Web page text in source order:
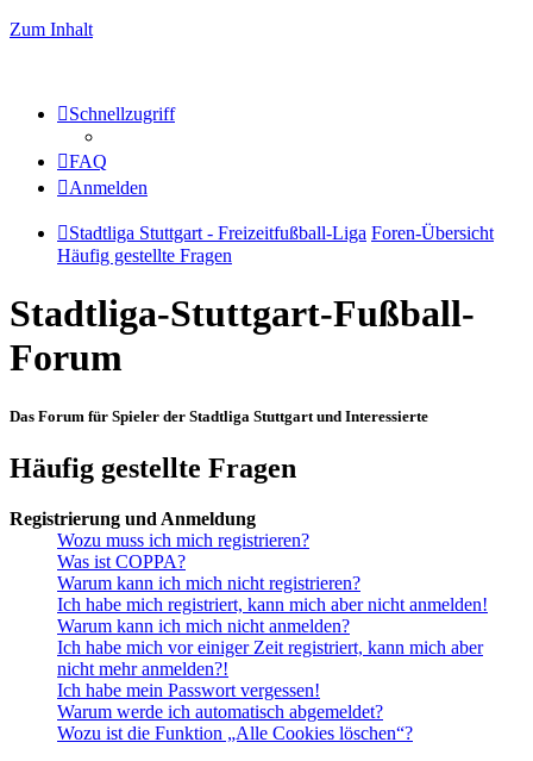
Zum Inhalt
Schnellzugriff
FAQ
Anmelden
Stadtliga Stuttgart - Freizeitfußball-Liga Foren-Übersicht
Häufig gestellte Fragen
Stadtliga-Stuttgart-Fußball-
Forum
Das Forum für Spieler der Stadtliga Stuttgart und Interessierte
Häufig gestellte Fragen
Registrierung und Anmeldung
Wozu muss ich mich registrieren?
Was ist COPPA?
Warum kann ich mich nicht registrieren?
Ich habe mich registriert, kann mich aber nicht anmelden!
Warum kann ich mich nicht anmelden?
Ich habe mich vor einiger Zeit registriert, kann mich aber
nicht mehr anmelden?!
Ich habe mein Passwort vergessen!
Warum werde ich automatisch abgemeldet?
Wozu ist die Funktion „Alle Cookies löschen“?